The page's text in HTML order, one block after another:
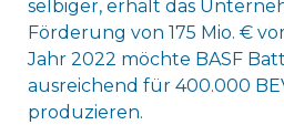
selbiger, erhält das
Förderung von 175 Mio. €
Jahr 2022 möchte BASF
ausreichend für 400.000
produzieren.